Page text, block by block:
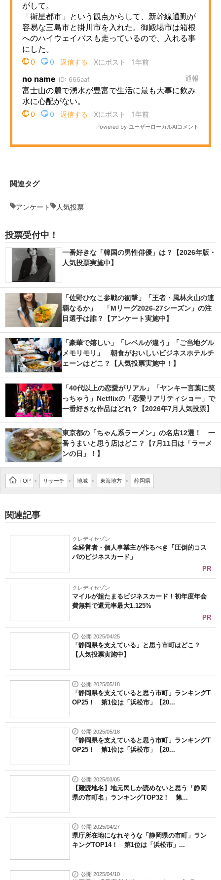
関連タグ
アンケート 人気投票
投票受付中！
一番好きな「韓国の男性俳優」は？【2026年版・
人気投票実施中】
「佐野ひなこ参戦の衝撃」「王者・風林火山の連
覇なるか」 「Mリーグ2026-27シーズン」の注
目選手は誰？【アンケート実施中】
「豪華で嬉しい」「レベルが違う」「ご当地グル
メモリモリ」 朝食がおいしいビジネスホテルチ
ェーンはどこ？【人気投票実施中！】
「40代以上の恋愛がリアル」「ヤンキー言葉に笑
っちゃう」Netflixの「恋愛リアリティショー」で
一番好きな作品はどれ？【2026年7月人気投票】
東京都の「ちゃん系ラーメン」の名店12選！ 一
番うまいと思う店はどこ？【7月11日は「ラーメ
ンの日」！】
TOP > リサーチ > 地域 > 東海地方 > 静岡県
関連記事
クレディセゾン
全経営者・個人事業主が作るべき「圧倒的コス
パのビジネスカード」
PR
クレディセゾン
マイルが超たまるビジネスカード！初年度年会
費無料で還元率最大1.125%
PR
公開 2025/04/25
「静岡県を支えている」と思う市町はどこ？
【人気投票実施中】
公開 2025/05/18
「静岡県を支えていると思う市町」ランキングT
OP25！ 第1位は「浜松市」【20...
公開 2025/05/18
「静岡県を支えていると思う市町」ランキングT
OP25！ 第1位は「浜松市」【20...
公開 2025/03/05
【難読地名】地元民しか読めないと思う「静岡
県の市町名」ランキングTOP32！ 第...
公開 2025/04/27
県庁所在地になれそうな「静岡県の市町」ラン
キングTOP14！ 第1位は「浜松市」...
公開 2025/04/10